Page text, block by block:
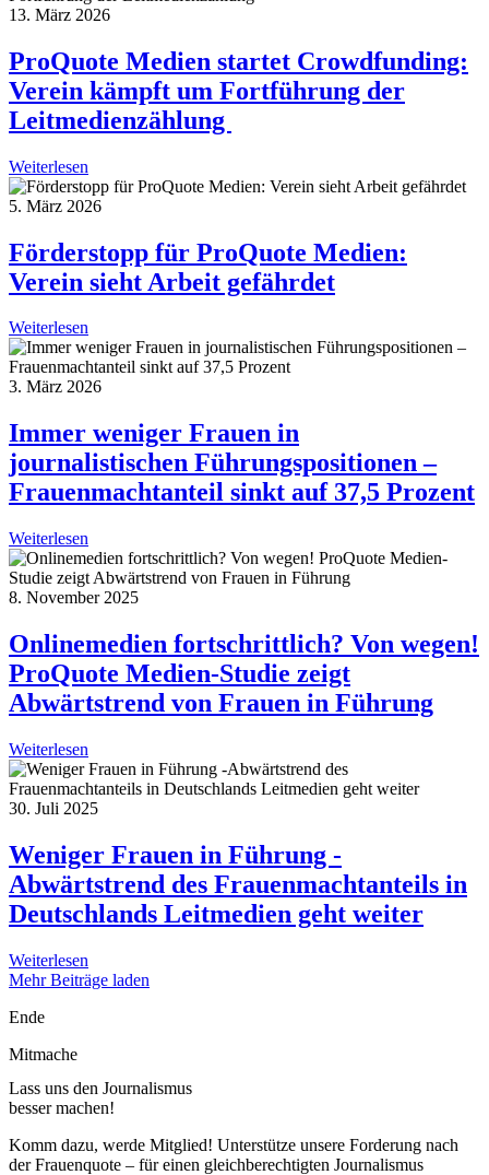
13. März 2026
ProQuote Medien startet Crowdfunding:
Verein kämpft um Fortführung der
Leitmedienzählung
Weiterlesen
5. März 2026
Förderstopp für ProQuote Medien:
Verein sieht Arbeit gefährdet
Weiterlesen
3. März 2026
Immer weniger Frauen in
journalistischen Führungspositionen –
Frauenmachtanteil sinkt auf 37,5 Prozent
Weiterlesen
8. November 2025
Onlinemedien fortschrittlich? Von wegen!
ProQuote Medien-Studie zeigt
Abwärtstrend von Frauen in Führung
Weiterlesen
30. Juli 2025
Weniger Frauen in Führung -
Abwärtstrend des Frauenmachtanteils in
Deutschlands Leitmedien geht weiter
Weiterlesen
Mehr Beiträge laden
Ende
Mitmache
Lass uns den Journalismus
besser machen!
Komm dazu, werde Mitglied! Unterstütze unsere Forderung nach
der Frauenquote – für einen gleichberechtigten Journalismus